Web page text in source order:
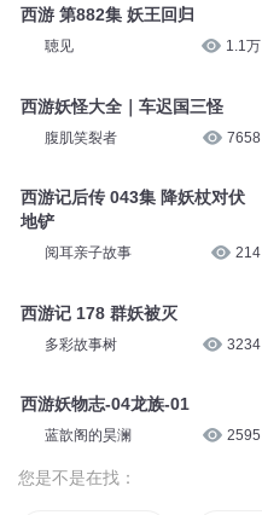
西游 第882集 妖王回归
聴见 1.1万
西游妖怪大全｜车迟国三怪
腹肌笑裂者 7658
西游记后传 043集 降妖杖对伏
地铲
阅耳亲子故事 214
西游记 178 群妖被灭
多彩故事树 3234
西游妖物志-04龙族-01
蓝歆阁的昊澜 2595
您是不是在找：